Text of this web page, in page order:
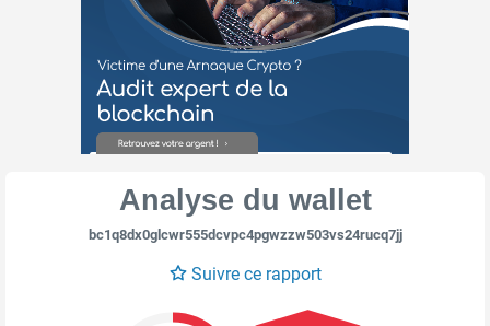
Analyse du wallet
bc1q8dx0glcwr555dcvpc4pgwzzw503vs24rucq7jj
Suivre ce rapport